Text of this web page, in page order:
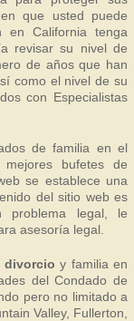
que usted puede
en California tenga
revisar su nivel de
de años que han
como el nivel de su
con Especialistas
de familia en el
bufetes de
se establece una
del sitio web es
problema legal, le
asesoría legal.
divorcio y familia en
del Condado de
pero no limitado a
Valley, Fullerton,